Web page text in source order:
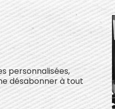
personnalisées,
désabonner à tout